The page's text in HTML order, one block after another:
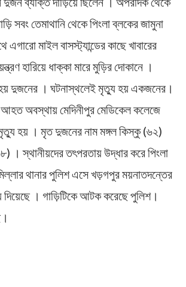
সবং তেমাথানি থেকে পিংলা ব্লকের জামুনা
এগারো মাইল বাসস্ট্যান্ডের কাছে খাবারের
হারিয়ে ধাক্কা মারে মুড়ির দোকানে ।
দুজনের । ঘটনাস্থলেই মৃত্যু হয় একজনের।
অবস্থায় মেদিনীপুর মেডিকেল কলেজে
হয় । মৃত দুজনের নাম মঙ্গল কিস্কু (৬২)
। স্থানীয়দের তৎপরতায় উদ্ধার করে পিংলা
থানার পুলিশ এসে খড়গপুর ময়নাতদন্তের
দিয়েছে । গাড়িটিকে আটক করেছে পুলিশ।